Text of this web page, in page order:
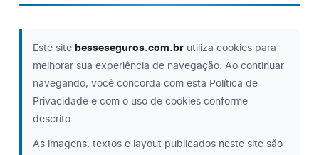
Este sitebesseseguros.com.br utiliza cookies para
melhorar sua experiência de navegação. Ao continuar
navegando, você concorda com esta Política de
Privacidade e com o uso de cookies conforme
descrito.
As imagens, textos e layout publicados neste site são